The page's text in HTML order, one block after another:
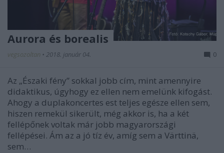
Aurora és borealis
vegsozoltan • 2018. január 04. 0
Az „Északi fény” sokkal jobb cím, mint amennyire
didaktikus, úgyhogy ez ellen nem emelünk kifogást.
Ahogy a duplakoncertes est teljes egésze ellen sem,
hiszen remekül sikerült, még akkor is, ha a két
fellépőnek voltak már jobb magyarországi
fellépései. Ám az a jó tíz év, amíg sem a Värttinä,
sem…